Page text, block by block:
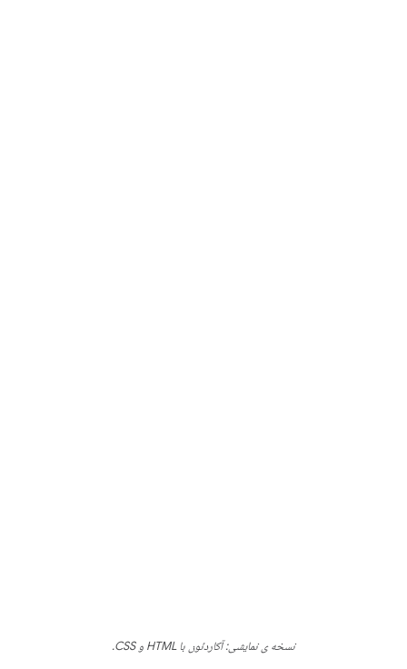
نسخه ی نمایشی: آکاردئون با HTML و CSS.